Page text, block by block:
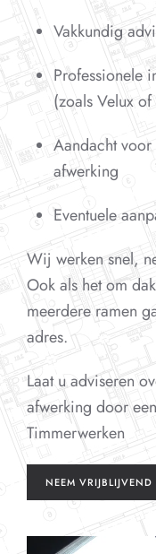
Vakkundig
Professionele
(zoals Velux of
Aandacht
afwerking
Eventuele
Wij werken snel,
Ook als het om
meerdere ramen
adres.
Laat u adviseren
afwerking door
Timmerwerken
NEEM